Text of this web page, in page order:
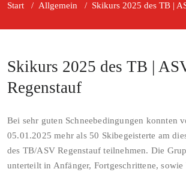
Start / Allgemein / Skikurs 2025 des TB |
Skikurs 2025 des TB |
Regenstauf
Bei sehr guten Schneebedingungen konnten
05.01.2025 mehr als 50 Skibegeisterte am
des TB/ASV Regenstauf teilnehmen. Die
unterteilt in Anfänger, Fortgeschrittene, sowie